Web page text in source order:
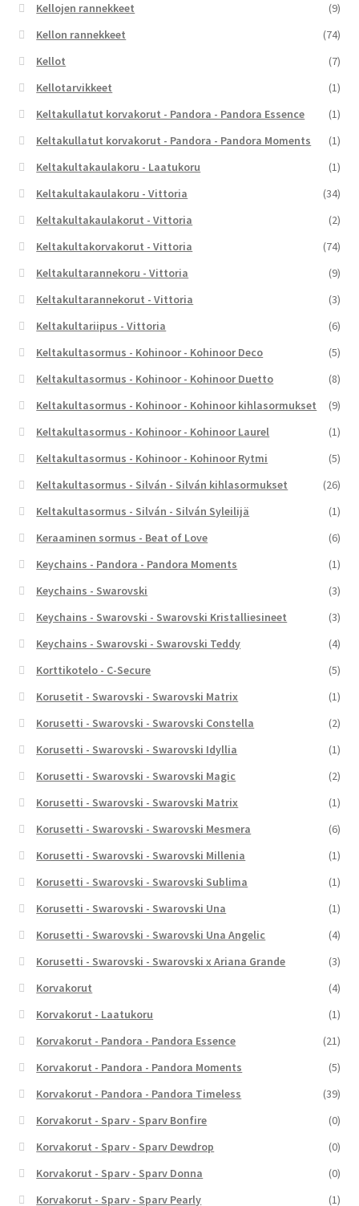
Kellojen rannekkeet
(9)
Kellon rannekkeet
(74)
Kellot
(7)
Kellotarvikkeet
(1)
Keltakullatut korvakorut - Pandora - Pandora Essence
(1)
Keltakullatut korvakorut - Pandora - Pandora Moments
(1)
Keltakultakaulakoru - Laatukoru
(1)
Keltakultakaulakoru - Vittoria
(34)
Keltakultakaulakorut - Vittoria
(2)
Keltakultakorvakorut - Vittoria
(74)
Keltakultarannekoru - Vittoria
(9)
Keltakultarannekorut - Vittoria
(3)
Keltakultariipus - Vittoria
(6)
Keltakultasormus - Kohinoor - Kohinoor Deco
(5)
Keltakultasormus - Kohinoor - Kohinoor Duetto
(8)
Keltakultasormus - Kohinoor - Kohinoor kihlasormukset
(9)
Keltakultasormus - Kohinoor - Kohinoor Laurel
(1)
Keltakultasormus - Kohinoor - Kohinoor Rytmi
(5)
Keltakultasormus - Silván - Silván kihlasormukset
(26)
Keltakultasormus - Silván - Silván Syleilijä
(1)
Keraaminen sormus - Beat of Love
(6)
Keychains - Pandora - Pandora Moments
(1)
Keychains - Swarovski
(3)
Keychains - Swarovski - Swarovski Kristalliesineet
(3)
Keychains - Swarovski - Swarovski Teddy
(4)
Korttikotelo - C-Secure
(5)
Korusetit - Swarovski - Swarovski Matrix
(1)
Korusetti - Swarovski - Swarovski Constella
(2)
Korusetti - Swarovski - Swarovski Idyllia
(1)
Korusetti - Swarovski - Swarovski Magic
(2)
Korusetti - Swarovski - Swarovski Matrix
(1)
Korusetti - Swarovski - Swarovski Mesmera
(6)
Korusetti - Swarovski - Swarovski Millenia
(1)
Korusetti - Swarovski - Swarovski Sublima
(1)
Korusetti - Swarovski - Swarovski Una
(1)
Korusetti - Swarovski - Swarovski Una Angelic
(4)
Korusetti - Swarovski - Swarovski x Ariana Grande
(3)
Korvakorut
(4)
Korvakorut - Laatukoru
(1)
Korvakorut - Pandora - Pandora Essence
(21)
Korvakorut - Pandora - Pandora Moments
(5)
Korvakorut - Pandora - Pandora Timeless
(39)
Korvakorut - Sparv - Sparv Bonfire
(0)
Korvakorut - Sparv - Sparv Dewdrop
(0)
Korvakorut - Sparv - Sparv Donna
(0)
Korvakorut - Sparv - Sparv Pearly
(1)